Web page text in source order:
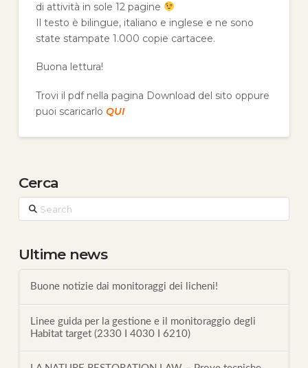
di attività in sole 12 pagine
Il testo è bilingue, italiano e inglese e ne sono
state stampate 1.000 copie cartacee.
Buona lettura!
Trovi il pdf nella pagina Download del sito oppure
puoi scaricarlo QUI
Cerca
Search
Ultime news
Buone notizie dai monitoraggi dei licheni!
Linee guida per la gestione e il monitoraggio degli
Habitat target (2330 I 4030 I 6210)